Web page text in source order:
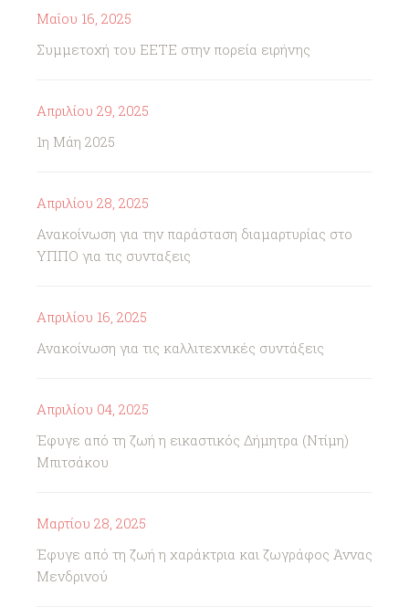
Μαΐου 16, 2025
Συμμετοχή του ΕΕΤΕ στην πορεία ειρήνης
Απριλίου 29, 2025
1η Μάη 2025
Απριλίου 28, 2025
Ανακοίνωση για την παράσταση διαμαρτυρίας στο
ΥΠΠΟ για τις συνταξεις
Απριλίου 16, 2025
Ανακοίνωση για τις καλλιτεχνικές συντάξεις
Απριλίου 04, 2025
Έφυγε από τη ζωή η εικαστικός Δήμητρα (Ντίμη)
Μπιτσάκου
Μαρτίου 28, 2025
Έφυγε από τη ζωή η χαράκτρια και ζωγράφος Άννας
Μενδρινού